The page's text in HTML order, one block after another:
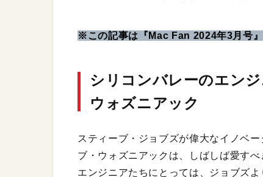
※この記事は『Mac Fan 2024年3月号』
シリコンバレーのエン
ウォズニアック
スティーブ・ジョブズが偉大なイノベ
ブ・ウォズニアックは、しばしば愛す
エンジニアたちにとっては、ジョブズ